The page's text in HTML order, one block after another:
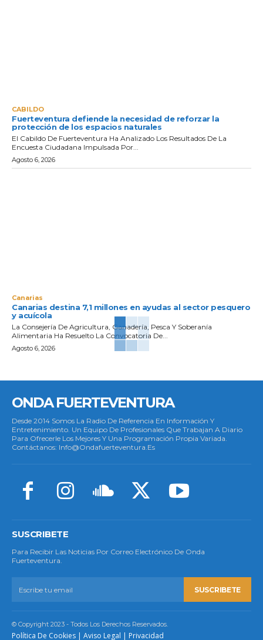
CABILDO
Fuerteventura defiende la necesidad de reforzar la
protección de los espacios naturales
El Cabildo De Fuerteventura Ha Analizado Los Resultados De La
Encuesta Ciudadana Impulsada Por...
Agosto 6, 2026
Canarias
Canarias destina 7,1 millones en ayudas al sector pesquero
y acuícola
La Consejería De Agricultura, Ganadería, Pesca Y Soberanía
Alimentaria Ha Resuelto La Convocatoria De...
Agosto 6, 2026
ONDA FUERTEVENTURA
Desde 2014 Somos La Radio De Referencia En Información Y
Entretenimiento. Un Equipo De Profesionales Que Trabajan A Diario
Para Ofrecerle Los Mejores Y Una Programación Propia Variada.
Contáctanos: Info@ondafuerteventura.es
SUSCRIBETE
Para Recibir Las Noticias Por Correo Electrónico De Onda
Fuerteventura.
SUSCRIBETE
© Copyright 2023 - Todos Los Derechos Reservados.
Política De Cookies | Aviso Legal | Privacidad